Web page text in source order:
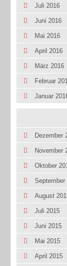
Juli 2016
Juni 2016
Mai 2016
April 2016
März 2016
Februar
Januar
Dezember
November
Oktober
September
August
Juli 2015
Juni 2015
Mai 2015
April 2015